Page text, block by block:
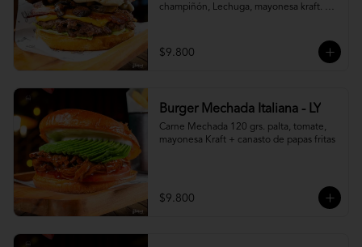
champiñón, Lechuga, mayonesa kraft. +
$9.800
Burger Mechada Italiana - LY
Carne Mechada 120 grs. palta, tomate,
mayonesa Kraft + canasto de papas fritas
$9.800